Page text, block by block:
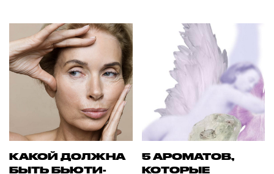
КАКОЙ ДОЛЖНА
БЫТЬ БЬЮТИ-
5 АРОМАТОВ,
КОТОРЫЕ